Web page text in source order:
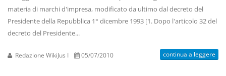
materia di marchi d'impresa, modificato da ultimo dal decreto del
Presidente della Repubblica 1° dicembre 1993 [1. Dopo l'articolo 32 del
decreto del Presidente...
Redazione WikiJus I 05/07/2010 continua a leggere